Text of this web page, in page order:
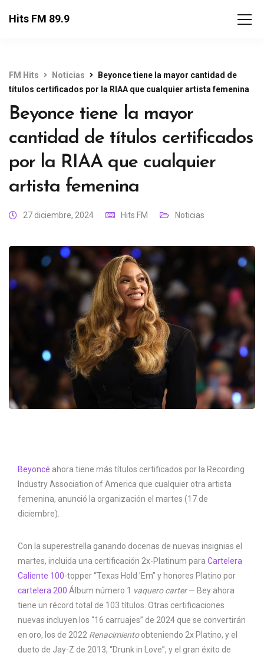
Hits FM 89.9
FM Hits Noticias
Beyonce tiene la mayor cantidad de
títulos certificados por la RIAA que cualquier artista femenina
Beyonce tiene la mayor
cantidad de títulos certificados
por la RIAA que cualquier
artista femenina
27 diciembre, 2024 Hits FM Noticias
Beyoncé ahora tiene más títulos certificados por la Recording
Industry Association of America que cualquier otra artista
femenina, anunció la organización el martes (17 de
diciembre).
Con la superestrella ganando docenas de nuevas insignias el
martes, incluida una certificación 2x-Platinum para Cartelera
Caliente 100-topper “Texas Hold 'Em” y honores Platino por
cartelera 200 Álbum número 1 vaquero carter— Bey ahora
tiene un récord total de 103 títulos. Otras certificaciones
nuevas incluyen los “16 carruajes” de 2024 que se convertirán
en oro, los de 2022 Renacimientoobteniendo 2x Platino, y el
dueto de Jay-Z de 2013, “Drunk in Love”, y el gran éxito de